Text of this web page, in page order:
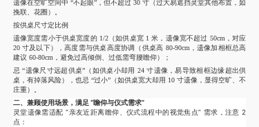
遗像在空旷空间中 “不起眼”，但不超过 30 寸（过大易遮挡灵堂其他布置，如
挽联、花圈）。
按供桌尺寸定比例
遗像宽度需小于供桌宽度的 1/2（如供桌宽 1 米，遗像宽不超过 50cm，对应
20 寸及以下），高度需与供桌高度协调（供桌高 80-90cm，遗像加相框总高
建议 60-80cm，避免过高倾倒、过低需弯腰瞻仰）；
忌 “遗像尺寸远超供桌”（如供桌小却用 24 寸遗像，易导致相框边缘超出供
桌，有掉落风险），也忌 “过小”（如供桌宽大却用 10 寸遗像，显得空旷、不
庄重）。
二、兼顾使用场景，满足 “瞻仰与仪式需求”
灵堂遗像需适配 “亲友近距离瞻仰、仪式流程中的视觉焦点” 需求，注意 2
点：